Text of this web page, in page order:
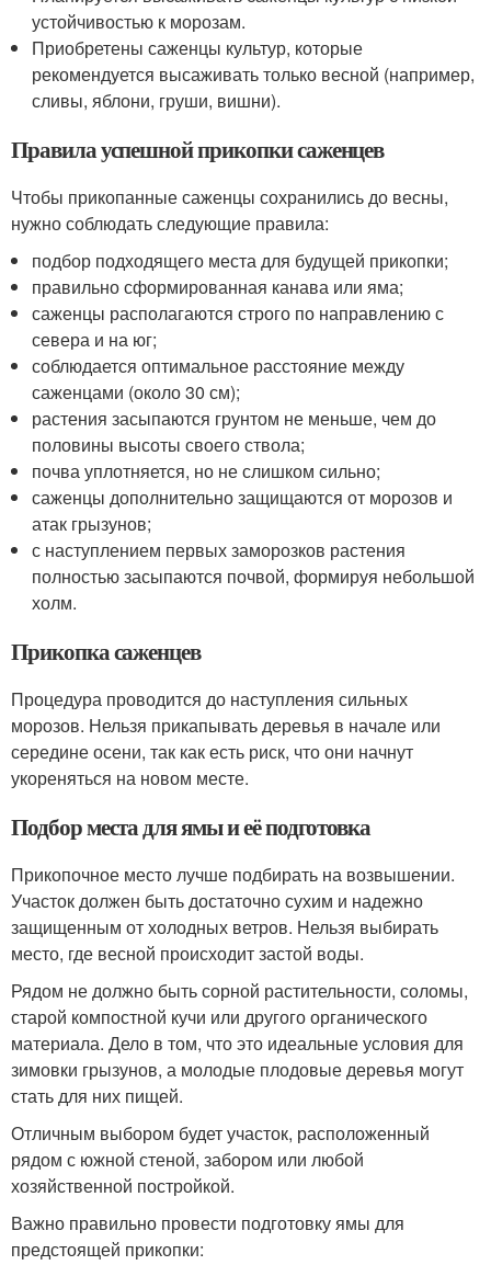
устойчивостью к морозам.
Приобретены саженцы культур, которые
рекомендуется высаживать только весной (например,
сливы, яблони, груши, вишни).
Правила успешной прикопки саженцев
Чтобы прикопанные саженцы сохранились до весны,
нужно соблюдать следующие правила:
подбор подходящего места для будущей прикопки;
правильно сформированная канава или яма;
саженцы располагаются строго по направлению с
севера и на юг;
соблюдается оптимальное расстояние между
саженцами (около 30 см);
растения засыпаются грунтом не меньше, чем до
половины высоты своего ствола;
почва уплотняется, но не слишком сильно;
саженцы дополнительно защищаются от морозов и
атак грызунов;
с наступлением первых заморозков растения
полностью засыпаются почвой, формируя небольшой
холм.
Прикопка саженцев
Процедура проводится до наступления сильных
морозов. Нельзя прикапывать деревья в начале или
середине осени, так как есть риск, что они начнут
укореняться на новом месте.
Подбор места для ямы и её подготовка
Прикопочное место лучше подбирать на возвышении.
Участок должен быть достаточно сухим и надежно
защищенным от холодных ветров. Нельзя выбирать
место, где весной происходит застой воды.
Рядом не должно быть сорной растительности, соломы,
старой компостной кучи или другого органического
материала. Дело в том, что это идеальные условия для
зимовки грызунов, а молодые плодовые деревья могут
стать для них пищей.
Отличным выбором будет участок, расположенный
рядом с южной стеной, забором или любой
хозяйственной постройкой.
Важно правильно провести подготовку ямы для
предстоящей прикопки: